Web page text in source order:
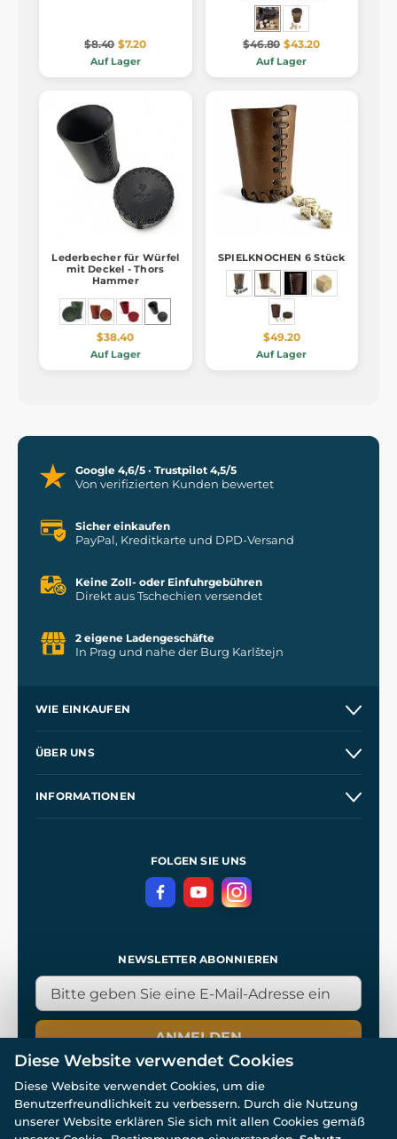
$8.40 $7.20
Auf Lager
$46.80 $43.20
Auf Lager
Lederbecher für Würfel
mit Deckel - Thors
Hammer
$38.40
Auf Lager
SPIELKNOCHEN 6 Stück
$49.20
Auf Lager
Google 4,6/5 · Trustpilot 4,5/5
Von verifizierten Kunden bewertet
Sicher einkaufen
PayPal, Kreditkarte und DPD-Versand
Keine Zoll- oder Einfuhrgebühren
Direkt aus Tschechien versendet
2 eigene Ladengeschäfte
In Prag und nahe der Burg Karlštejn
WIE EINKAUFEN
Kontakt
ÜBER UNS
INFORMATIONEN
DatenschutzerklärungFOLGEN SIE UNS
NEWSLETTER ABONNIEREN
ANMELDEN
Diese Website verwendet Cookies
Diese Website verwendet Cookies, um die
Benutzerfreundlichkeit zu verbessern. Durch die Nutzung
unserer Website erklären Sie sich mit allen Cookies gemäß